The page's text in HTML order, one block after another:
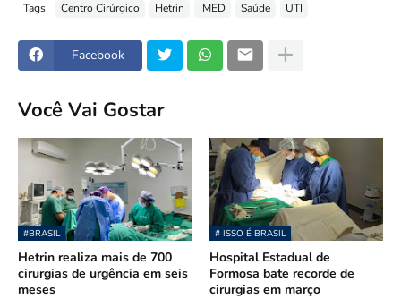
Tags Centro Cirúrgico Hetrin IMED Saúde UTI
Facebook
Você Vai Gostar
#BRASIL
Hetrin realiza mais de 700
cirurgias de urgência em seis
meses
# ISSO É BRASIL
Hospital Estadual de
Formosa bate recorde de
cirurgias em março